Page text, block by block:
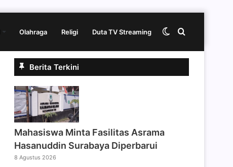
Olahraga Religi Duta TV Streaming Cari
Switch
Berita Terkini
Mahasiswa Minta Fasilitas Asrama
Hasanuddin Surabaya Diperbarui
8 Agustus 2026